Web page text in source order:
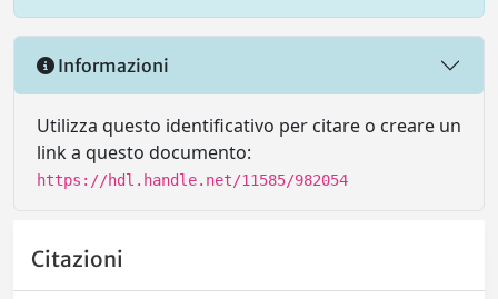
Informazioni
Utilizza questo identificativo per citare o creare un
link a questo documento:
https://hdl.handle.net/11585/982054
Citazioni